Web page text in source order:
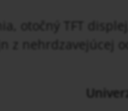
otočný TFT
z nehrdzavejúcej